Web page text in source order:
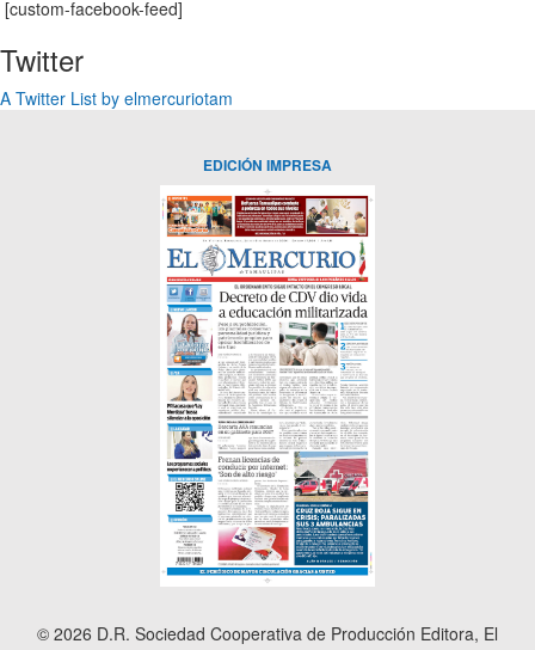
[custom-facebook-feed]
Twitter
A Twitter List by elmercuriotam
EDICIÓN IMPRESA
© 2026 D.R. Sociedad Cooperativa de Producción Editora, El